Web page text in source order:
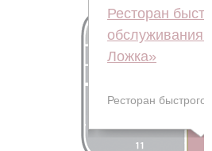
Ресторан
обслуживания
Ложка»
Ресторан быстрого